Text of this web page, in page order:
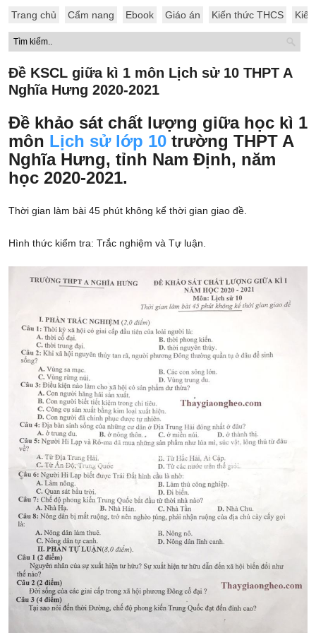
Trang chủ Cẩm nang Ebook Giáo án Kiến thức THCS
Đề KSCL giữa kì 1 môn Lịch sử 10 THPT A
Nghĩa Hưng 2020-2021
Đề khảo sát chất lượng giữa học kì 1
môn Lịch sử lớp 10 trường THPT A
Nghĩa Hưng, tỉnh Nam Định, năm
học 2020-2021.
Thời gian làm bài 45 phút không kể thời gian giao đề.
Hình thức kiểm tra: Trắc nghiệm và Tự luận.